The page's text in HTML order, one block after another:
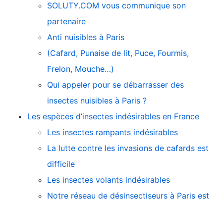
SOLUTY.COM vous communique son
partenaire
Anti nuisibles à Paris
(Cafard, Punaise de lit, Puce, Fourmis,
Frelon, Mouche…)
Qui appeler pour se débarrasser des
insectes nuisibles à Paris ?
Les espèces d’insectes indésirables en France
Les insectes rampants indésirables
La lutte contre les invasions de cafards est
difficile
Les insectes volants indésirables
Notre réseau de désinsectiseurs à Paris est